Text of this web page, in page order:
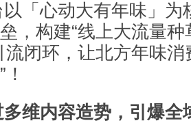
以「心动大有年味」为
，构建“线上大流量
流闭环，让北方年味消
维内容造势，引爆全